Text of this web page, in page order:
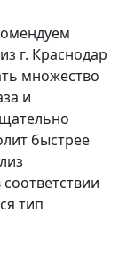
г. Краснодар
множество
и
быстрее
тип